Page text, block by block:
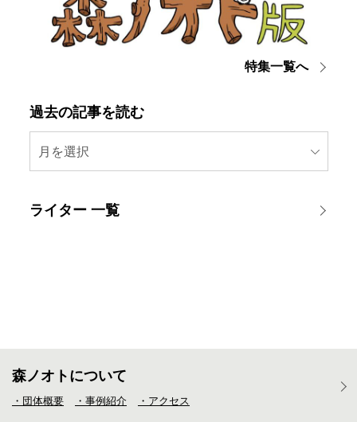
特集一覧へ
過去の記事を読む
月を選択
ライター 一覧
森ノオトについて
・団体概要 ・事例紹介 ・アクセス